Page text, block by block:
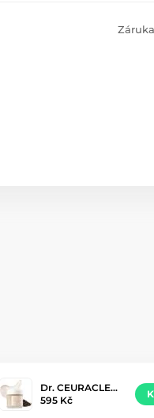
Dr. CEURACLE…
595 Kč